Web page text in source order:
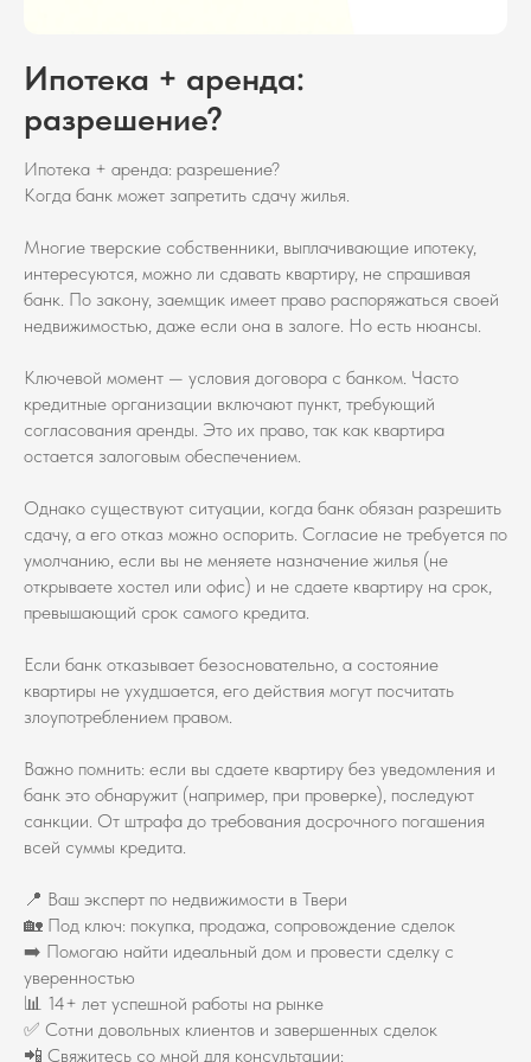
Ипотека + аренда:
разрешение?
Ипотека + аренда: разрешение?
Когда банк может запретить сдачу жилья.
Многие тверские собственники, выплачивающие ипотеку,
интересуются, можно ли сдавать квартиру, не спрашивая
банк. По закону, заемщик имеет право распоряжаться своей
недвижимостью, даже если она в залоге. Но есть нюансы.
Ключевой момент — условия договора с банком. Часто
кредитные организации включают пункт, требующий
согласования аренды. Это их право, так как квартира
остается залоговым обеспечением.
Однако существуют ситуации, когда банк обязан разрешить
сдачу, а его отказ можно оспорить. Согласие не требуется по
умолчанию, если вы не меняете назначение жилья (не
открываете хостел или офис) и не сдаете квартиру на срок,
превышающий срок самого кредита.
Если банк отказывает безосновательно, а состояние
квартиры не ухудшается, его действия могут посчитать
злоупотреблением правом.
Важно помнить: если вы сдаете квартиру без уведомления и
банк это обнаружит (например, при проверке), последуют
санкции. От штрафа до требования досрочного погашения
всей суммы кредита.
📍 Ваш эксперт по недвижимости в Твери
🏡 Под ключ: покупка, продажа, сопровождение сделок
➡️ Помогаю найти идеальный дом и провести сделку с
уверенностью
📊 14+ лет успешной работы на рынке
✅ Сотни довольных клиентов и завершенных сделок
📲 Свяжитесь со мной для консультации: